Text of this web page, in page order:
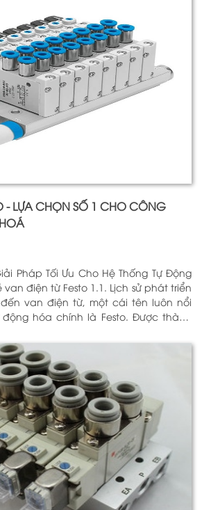
- LỰA CHỌN SỐ 1 CHO CÔNG
Pháp Tối Ưu Cho Hệ Thống Tự Động
hóa chính là Festo. Được thành